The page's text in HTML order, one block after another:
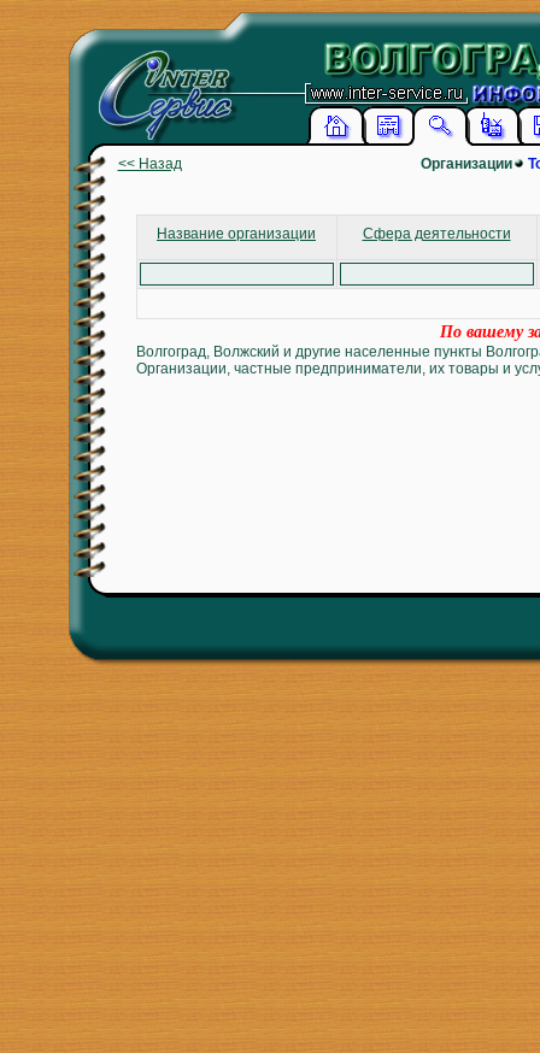
<< Назад Организации
Название организации Сфера деятельности
По вашему
Волгоград, Волжский и другие населенные пункты
Организации, частные предприниматели, их товары и